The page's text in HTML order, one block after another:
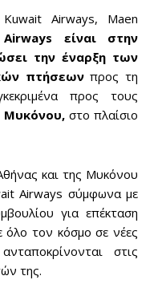
miss
newsletter
Airways, Maen
είναι στην
την έναρξη των
πτήσεωνπρος τη
προς τους
Μυκόνου,στο πλαίσιο
και της Μυκόνου
Airways σύμφωνα με
για επέκταση
όλο τον κόσμο σε νέες
στις
της.